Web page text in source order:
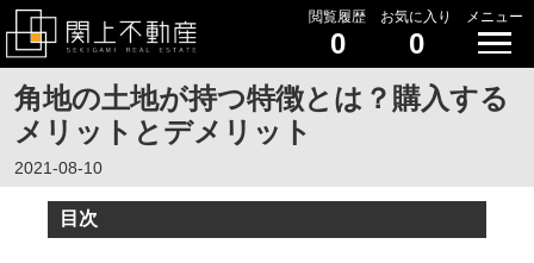
閲覧履歴
0
お気に入り
0
メニュー
角地の土地が持つ特徴とは？購入する
メリットとデメリット
2021-08-10
目次